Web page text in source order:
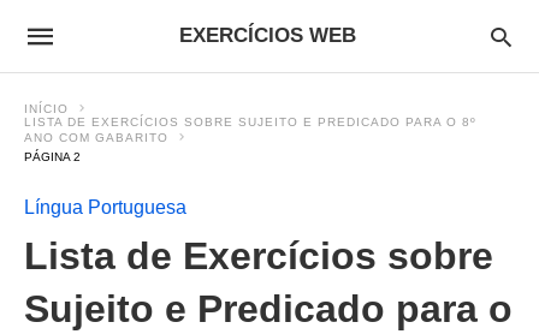
EXERCÍCIOS WEB
INÍCIO
LISTA DE EXERCÍCIOS SOBRE SUJEITO E PREDICADO PARA O 8º
ANO COM GABARITO
PÁGINA 2
Língua Portuguesa
Lista de Exercícios sobre
Sujeito e Predicado para o